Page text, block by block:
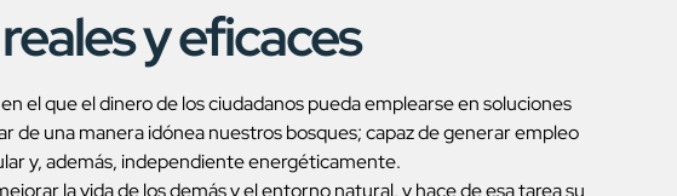
y eficaces
el que el dinero de los ciudadanos pueda emplearse en soluciones
de una manera idónea nuestros bosques; capaz de generar empleo
y, además, independiente energéticamente.
la vida de los demás y el entorno natural, y hace de esa tarea su